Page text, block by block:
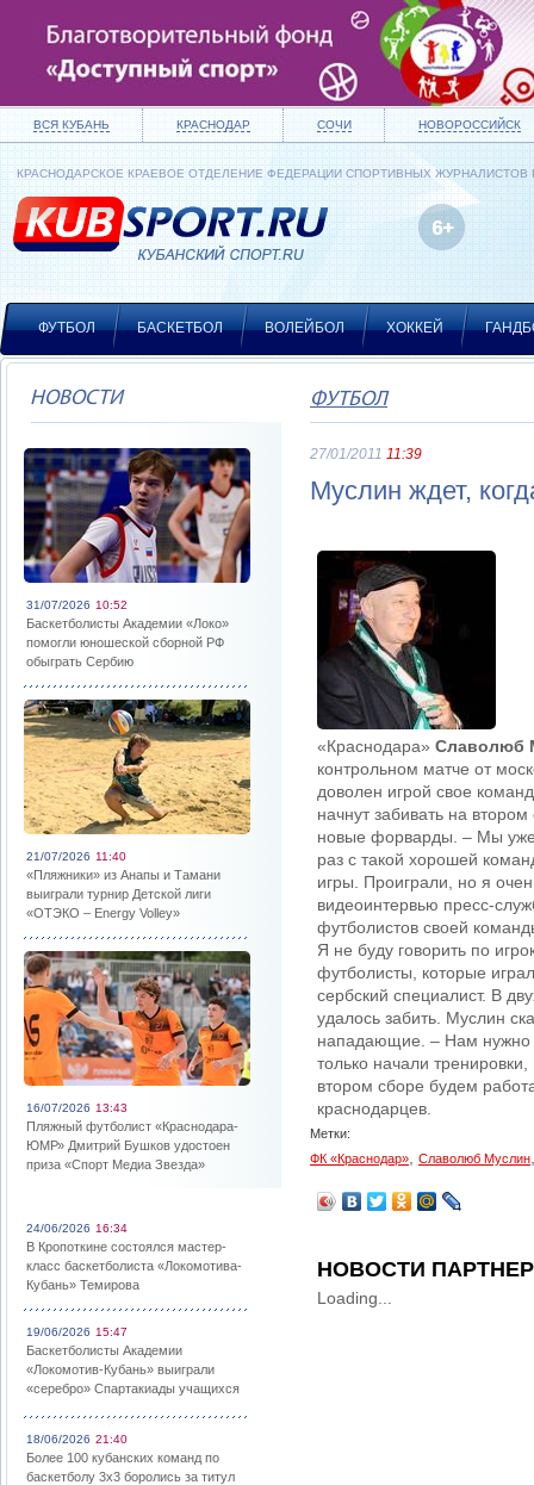
ВСЯ КУБАНЬ КРАСНОДАР СОЧИ НОВОРОССИЙСК
КРАСНОДАРСКОЕ КРАЕВОЕ ОТДЕЛЕНИЕ ФЕДЕРАЦИИ СПОРТИВНЫХ ЖУРНАЛИСТОВ
ФУТБОЛ БАСКЕТБОЛ ВОЛЕЙБОЛ ХОККЕЙ
НОВОСТИ
31/07/2026 10:52
Баскетболисты Академии «Локо»
помогли юношеской сборной РФ
обыграть Сербию
21/07/2026 11:40
«Пляжники» из Анапы и Тамани
выиграли турнир Детской лиги
«ОТЭКО – Energy Volley»
16/07/2026 13:43
Пляжный футболист «Краснодара-
ЮМР» Дмитрий Бушков удостоен
приза «Спорт Медиа Звезда»
24/06/2026 16:34
В Кропоткине состоялся мастер-
класс баскетболиста «Локомотива-
Кубань» Темирова
19/06/2026 15:47
Баскетболисты Академии
«Локомотив-Кубань» выиграли
«серебро» Спартакиады учащихся
18/06/2026 21:40
Более 100 кубанских команд по
баскетболу 3х3 боролись за титул
ФУТБОЛ
27/01/2011 11:39
Муслин ждет,
«Краснодара» Славолюб
контрольном матче от
доволен игрой свое
начнут забивать на
новые форварды. – Мы уже
раз с такой хорошей
игры. Проиграли, но я
видеоинтервью пресс-
футболистов своей
Я не буду говорить по
футболисты, которые
сербский специалист. В
удалось забить. Муслин
нападающие. – Нам нужно
только начали
втором сборе будем
краснодарцев.
Метки:
ФК «Краснодар»
Славолюб Муслин
НОВОСТИ
Loading...